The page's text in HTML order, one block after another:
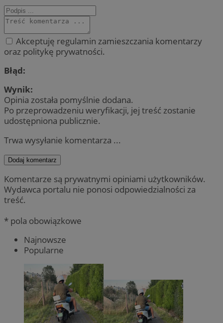
Akceptuję regulamin zamieszczania komentarzy
oraz politykę prywatności.
Błąd:
Wynik:
Opinia została pomyślnie dodana.
Po przeprowadzeniu weryfikacji, jej treść zostanie
udostępniona publicznie.
Trwa wysyłanie komentarza ...
Dodaj komentarz
Komentarze są prywatnymi opiniami użytkowników.
Wydawca portalu nie ponosi odpowiedzialności za
treść.
* pola obowiązkowe
Najnowsze
Popularne